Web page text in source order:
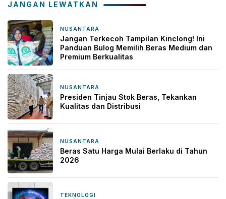
JANGAN LEWATKAN
NUSANTARA
Jangan Terkecoh Tampilan Kinclong! Ini
Panduan Bulog Memilih Beras Medium dan
Premium Berkualitas
NUSANTARA
Presiden Tinjau Stok Beras, Tekankan
Kualitas dan Distribusi
NUSANTARA
Beras Satu Harga Mulai Berlaku di Tahun
2026
TEKNOLOGI